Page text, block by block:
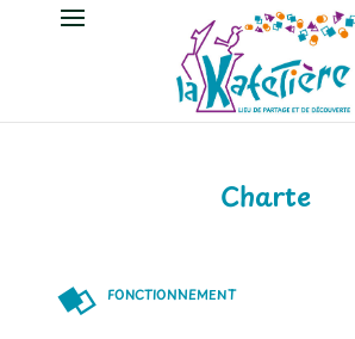
Charte
FONCTIONNEMENT